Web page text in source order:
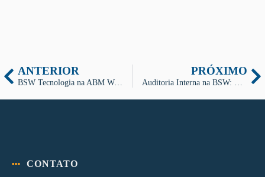
ANTERIOR
BSW Tecnologia na ABM Week 2024: Inovação em Análise de Metais
PRÓXIMO
CONTATO